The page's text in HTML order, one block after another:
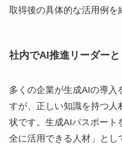
取得後の具体的な活用例を
社内でAI推進リーダー
多くの企業が生成AIの導入
すが、正しい知識を持つ人
状です。生成AIパスポート
全に活用できる人材」とし